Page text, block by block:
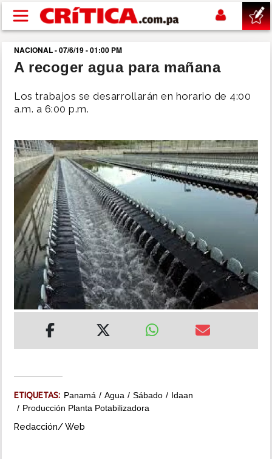
Pasar al contenido principal
buscar
POLÍTICA
SHOW
DEPORTES
MUNDO
INSÓLITAS
MULTIMEDIA
NACIONAL - 07/6/19 - 01:00 PM
A recoger agua para mañana
Los trabajos se desarrollarán en horario de 4:00
a.m. a 6:00 p.m.
ETIQUETAS: Panamá Agua Sábado
Idaan
Producción Planta Potabilizadora
Redacción/ Web